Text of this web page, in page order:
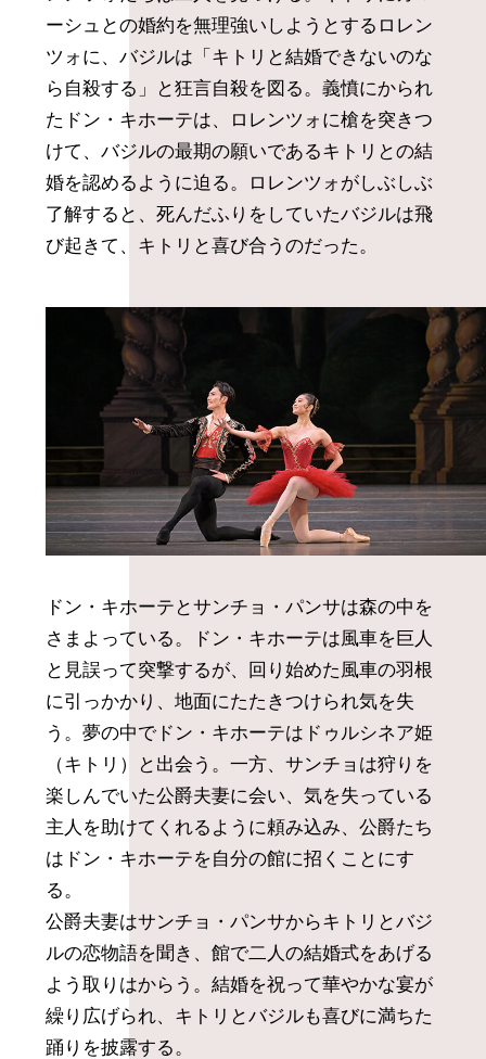
ーシュとの婚約を無理強いしようとするロレン
ツォに、バジルは「キトリと結婚できないのな
ら自殺する」と狂言自殺を図る。義憤にかられ
たドン・キホーテは、ロレンツォに槍を突きつ
けて、バジルの最期の願いであるキトリとの結
婚を認めるように迫る。ロレンツォがしぶしぶ
了解すると、死んだふりをしていたバジルは飛
び起きて、キトリと喜び合うのだった。
ドン・キホーテとサンチョ・パンサは森の中を
さまよっている。ドン・キホーテは風車を巨人
と見誤って突撃するが、回り始めた風車の羽根
に引っかかり、地面にたたきつけられ気を失
う。夢の中でドン・キホーテはドゥルシネア姫
（キトリ）と出会う。一方、サンチョは狩りを
楽しんでいた公爵夫妻に会い、気を失っている
主人を助けてくれるように頼み込み、公爵たち
はドン・キホーテを自分の館に招くことにす
る。
公爵夫妻はサンチョ・パンサからキトリとバジ
ルの恋物語を聞き、館で二人の結婚式をあげる
よう取りはからう。結婚を祝って華やかな宴が
繰り広げられ、キトリとバジルも喜びに満ちた
踊りを披露する。